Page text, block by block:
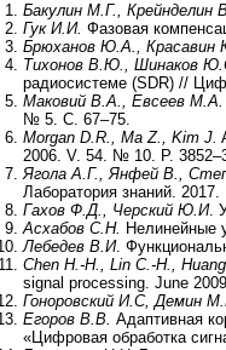
Бакулин М.Г.,
Гук И.И. Фазовая
Брюханов Ю.А., Красавин
Тихонов В.Ю., Шинаков
радиосистеме (SDR) //
Маковий В.А., Евсеев М.А.
№ 5. С. 67–75.
Morgan D.R., Ma Z., Kim J.
2006. V. 54. № 10. P.
Ягола А.Г., Янфей В.,
Лаборатория знаний. 2017.
Гахов Ф.Д., Черский Ю.И.
Асхабов С.Н. Нелинейные
Лебедев В.И.
Chen H.-H., Lin C.-H.,
signal processing. June
Гоноровский И.С, Демин
Егоров В.В. Адаптивная
«Цифровая обработка